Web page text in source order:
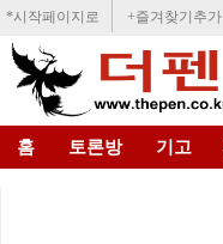
*시작페이지로 +즐겨찾기추가
홈 토론방 기고